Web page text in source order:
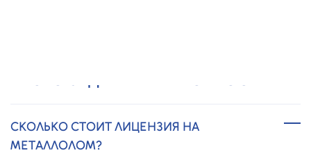
СКОЛЬКО СТОИТ ЛИЦЕНЗИЯ НА
МЕТАЛЛОЛОМ?